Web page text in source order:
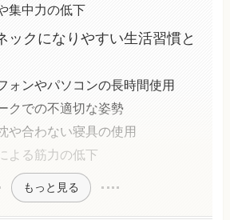
集中力の低下
ックになりやすい生活習慣と
ォンやパソコンの長時間使用
クでの不適切な姿勢
や合わない寝具の使用
よる筋力の低下
もっと見る